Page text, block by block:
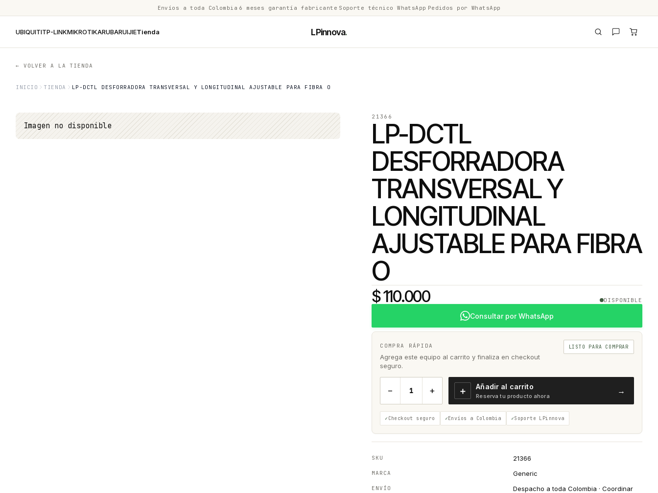
Envíos a toda Colombia 6 meses garantía fabricante Soporte técnico WhatsApp Pedidos por WhatsApp
UBIQUITITP-LINKMIKROTIKARUBARUIJIETienda LPinnova.
← VOLVER A LA TIENDA
INICIO TIENDA LP-DCTL DESFORRADORA TRANSVERSAL Y LONGITUDINAL AJUSTABLE PARA FIBRA O
Imagen no disponible
21366
LP-DCTL
DESFORRADORA
TRANSVERSAL Y
LONGITUDINAL
AJUSTABLE PARA FIBRA
O
$ 110.000 DISPONIBLE
Consultar por WhatsApp
COMPRA RÁPIDA
Agrega este equipo al carrito y finaliza en checkout
seguro.
LISTO PARA COMPRAR
− + ＋ Añadir al carrito
Reserva tu producto ahora
→
Checkout seguro Envíos a Colombia Soporte LPinnova
SKU 21366
MARCA Generic
ENVÍO
Despacho a toda Colombia · Coordinar